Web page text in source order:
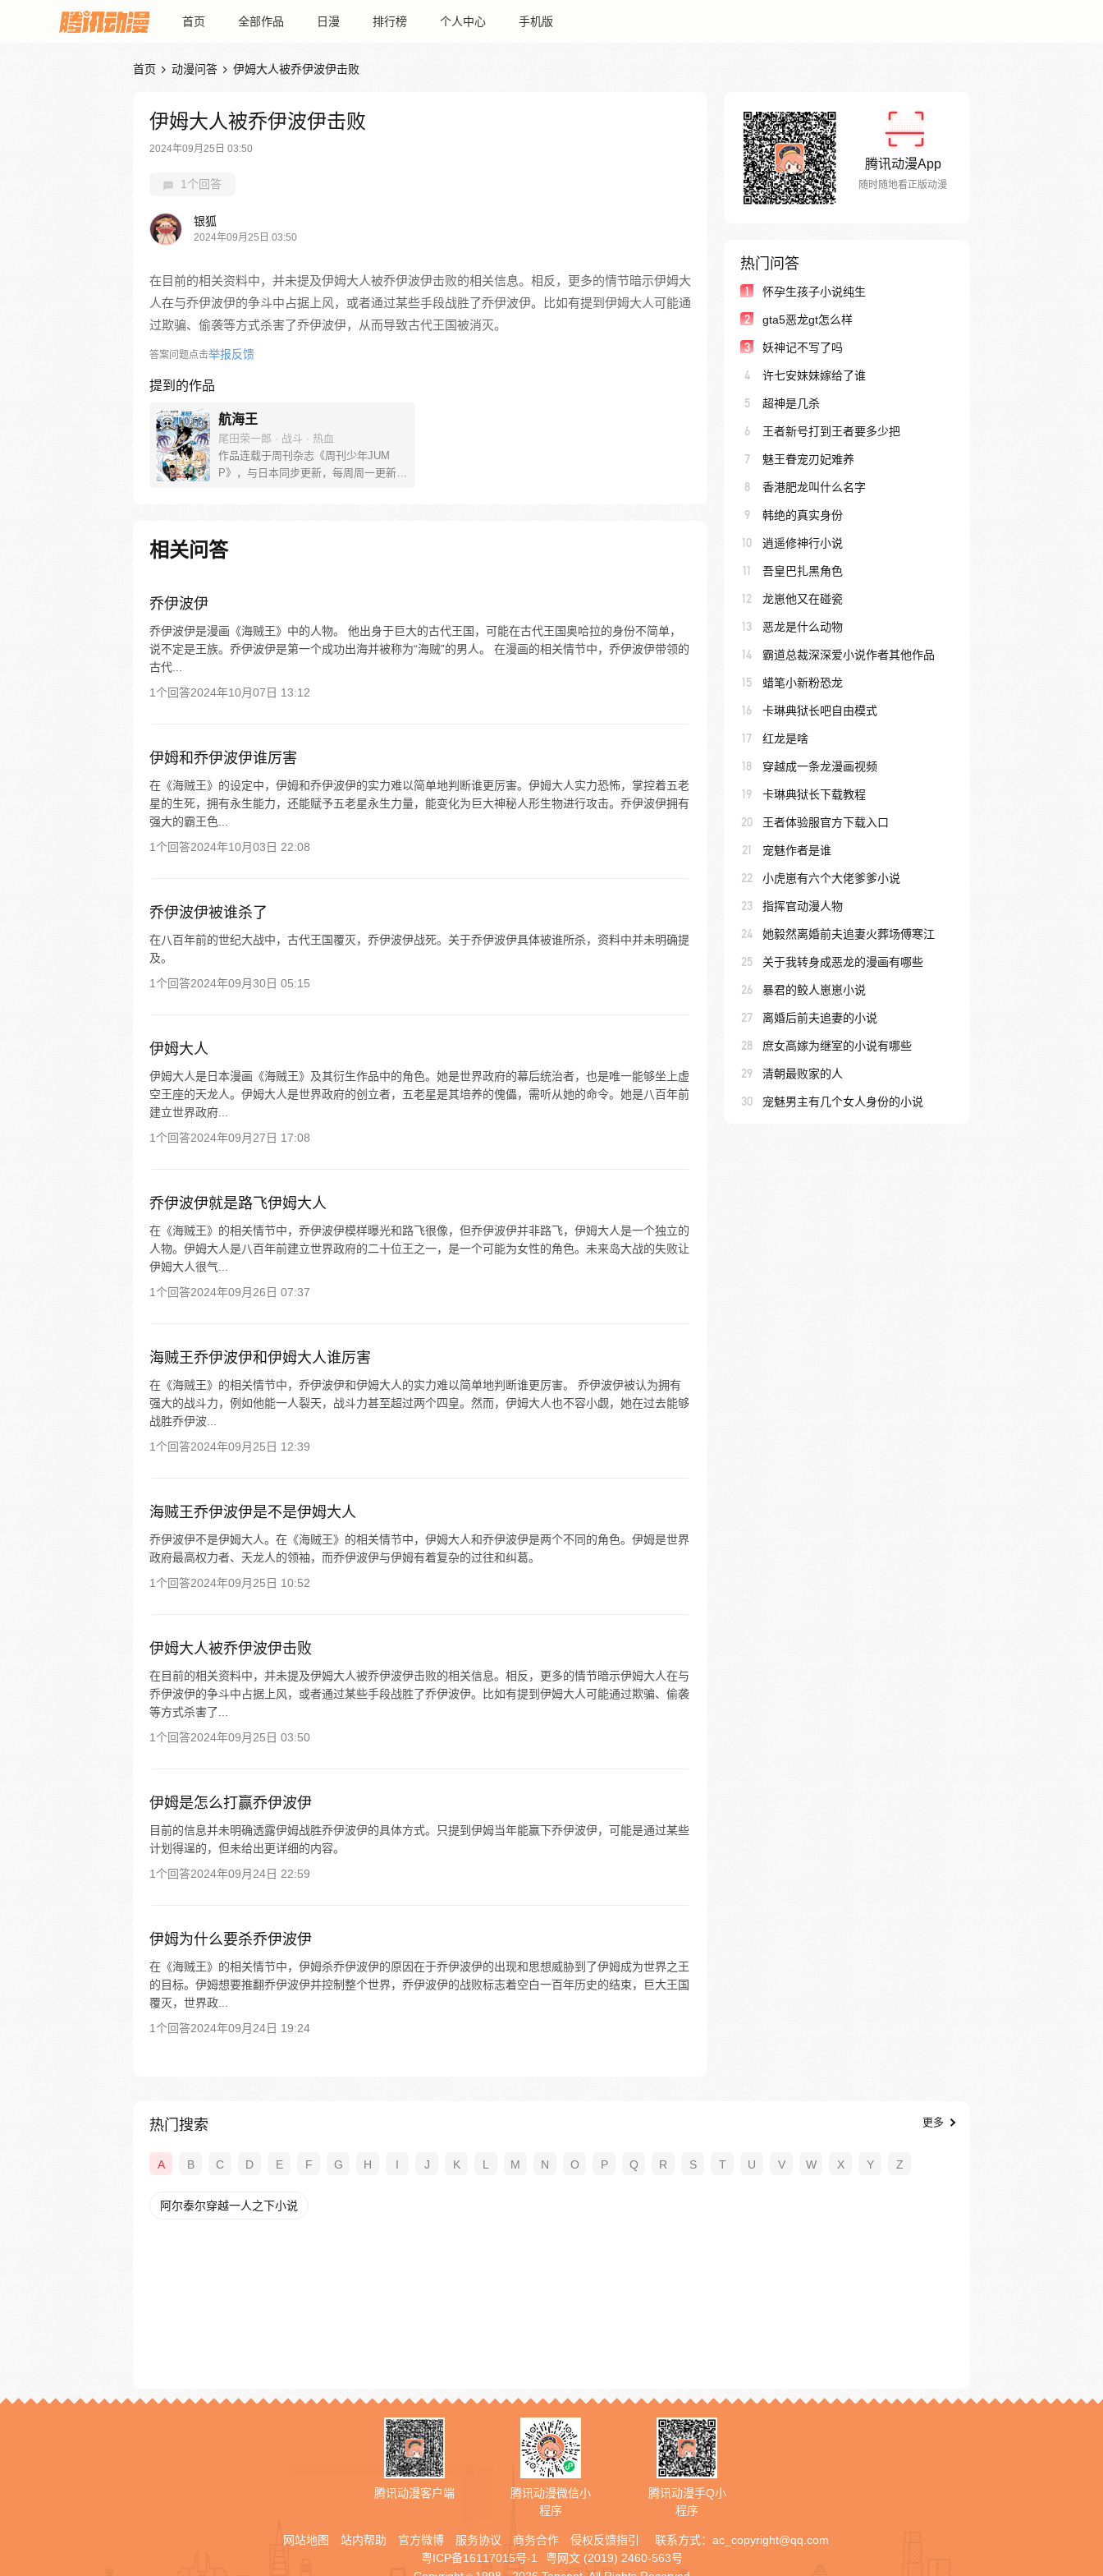
首页 全部作品 日漫 排行榜 个人中心 手机版
首页  动漫问答  伊姆大人被乔伊波伊击败
伊姆大人被乔伊波伊击败
2024年09月25日 03:50
1个回答
银狐
2024年09月25日 03:50
在目前的相关资料中，并未提及伊姆大人被乔伊波伊击败的相关信息。相反，更多的情节暗示伊姆大
人在与乔伊波伊的争斗中占据上风，或者通过某些手段战胜了乔伊波伊。比如有提到伊姆大人可能通
过欺骗、偷袭等方式杀害了乔伊波伊，从而导致古代王国被消灭。
答案问题点击举报反馈
提到的作品
航海王
尾田荣一郎 · 战斗 · 热血
作品连载于周刊杂志《周刊少年JUM
P》，与日本同步更新，每周周一更新。
子无法游泳的代价。十年后，路飞为实
现与因救他而断臂的杰克斯的约定而出
相关问答
乔伊波伊
乔伊波伊是漫画《海贼王》中的人物。 他出身于巨大的古代王国，可能在古代王国奥哈拉的身份不简单，
说不定是王族。乔伊波伊是第一个成功出海并被称为“海贼”的男人。 在漫画的相关情节中，乔伊波伊带领的
古代...
1个回答2024年10月07日 13:12
伊姆和乔伊波伊谁厉害
在《海贼王》的设定中，伊姆和乔伊波伊的实力难以简单地判断谁更厉害。伊姆大人实力恐怖，掌控着五老
星的生死，拥有永生能力，还能赋予五老星永生力量，能变化为巨大神秘人形生物进行攻击。乔伊波伊拥有
强大的霸王色...
1个回答2024年10月03日 22:08
乔伊波伊被谁杀了
在八百年前的世纪大战中，古代王国覆灭，乔伊波伊战死。关于乔伊波伊具体被谁所杀，资料中并未明确提
及。
1个回答2024年09月30日 05:15
伊姆大人
伊姆大人是日本漫画《海贼王》及其衍生作品中的角色。她是世界政府的幕后统治者，也是唯一能够坐上虚
空王座的天龙人。伊姆大人是世界政府的创立者，五老星是其培养的傀儡，需听从她的命令。她是八百年前
建立世界政府...
1个回答2024年09月27日 17:08
乔伊波伊就是路飞伊姆大人
在《海贼王》的相关情节中，乔伊波伊模样曝光和路飞很像，但乔伊波伊并非路飞，伊姆大人是一个独立的
人物。伊姆大人是八百年前建立世界政府的二十位王之一，是一个可能为女性的角色。未来岛大战的失败让
伊姆大人很气...
1个回答2024年09月26日 07:37
海贼王乔伊波伊和伊姆大人谁厉害
在《海贼王》的相关情节中，乔伊波伊和伊姆大人的实力难以简单地判断谁更厉害。 乔伊波伊被认为拥有
强大的战斗力，例如他能一人裂天，战斗力甚至超过两个四皇。然而，伊姆大人也不容小觑，她在过去能够
战胜乔伊波...
1个回答2024年09月25日 12:39
海贼王乔伊波伊是不是伊姆大人
乔伊波伊不是伊姆大人。在《海贼王》的相关情节中，伊姆大人和乔伊波伊是两个不同的角色。伊姆是世界
政府最高权力者、天龙人的领袖，而乔伊波伊与伊姆有着复杂的过往和纠葛。
1个回答2024年09月25日 10:52
伊姆大人被乔伊波伊击败
在目前的相关资料中，并未提及伊姆大人被乔伊波伊击败的相关信息。相反，更多的情节暗示伊姆大人在与
乔伊波伊的争斗中占据上风，或者通过某些手段战胜了乔伊波伊。比如有提到伊姆大人可能通过欺骗、偷袭
等方式杀害了...
1个回答2024年09月25日 03:50
伊姆是怎么打赢乔伊波伊
目前的信息并未明确透露伊姆战胜乔伊波伊的具体方式。只提到伊姆当年能赢下乔伊波伊，可能是通过某些
计划得逞的，但未给出更详细的内容。
1个回答2024年09月24日 22:59
伊姆为什么要杀乔伊波伊
在《海贼王》的相关情节中，伊姆杀乔伊波伊的原因在于乔伊波伊的出现和思想威胁到了伊姆成为世界之王
的目标。伊姆想要推翻乔伊波伊并控制整个世界，乔伊波伊的战败标志着空白一百年历史的结束，巨大王国
覆灭，世界政...
1个回答2024年09月24日 19:24
腾讯动漫App
随时随地看正版动漫
热门问答
1 怀孕生孩子小说纯生
2 gta5恶龙gt怎么样
3 妖神记不写了吗
4 许七安妹妹嫁给了谁
5 超神是几杀
6 王者新号打到王者要多少把
7 魅王眷宠刃妃难养
8 香港肥龙叫什么名字
9 韩绝的真实身份
10 逍遥修神行小说
11 吾皇巴扎黑角色
12 龙崽他又在碰瓷
13 恶龙是什么动物
14 霸道总裁深深爱小说作者其他作品
15 蜡笔小新粉恐龙
16 卡琳典狱长吧自由模式
17 红龙是啥
18 穿越成一条龙漫画视频
19 卡琳典狱长下载教程
20 王者体验服官方下载入口
21 宠魅作者是谁
22 小虎崽有六个大佬爹爹小说
23 指挥官动漫人物
24 她毅然离婚前夫追妻火葬场傅寒江
25 关于我转身成恶龙的漫画有哪些
26 暴君的鲛人崽崽小说
27 离婚后前夫追妻的小说
28 庶女高嫁为继室的小说有哪些
29 清朝最败家的人
30 宠魅男主有几个女人身份的小说
热门搜索 更多
A B C D E F G H I J K L M N O P Q R S T U V W X Y Z
阿尔泰尔穿越一人之下小说
腾讯动漫客户端
腾讯动漫微信小
程序
腾讯动漫手Q小
程序
网站地图 站内帮助 官方微博 服务协议 商务合作 侵权反馈指引 联系方式： ac_copyright@qq.com
粤ICP备16117015号-1
粤网文 (2019) 2460-563号